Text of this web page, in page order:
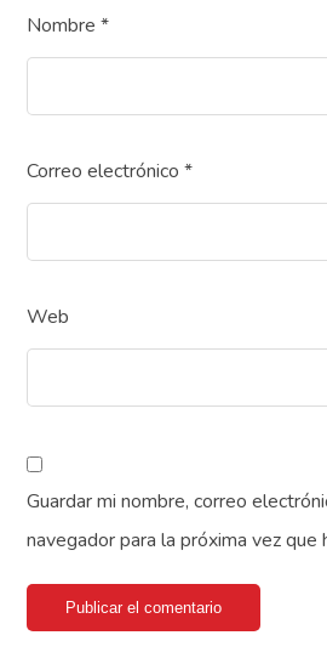
Nombre*
Correo electrónico*
Web
Guardar mi nombre, correo
navegador para la próxima vez que
Publicar el comentario